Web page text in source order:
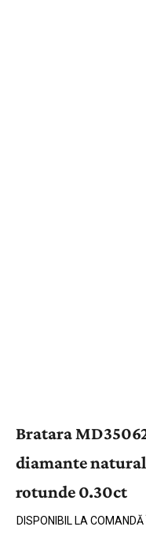
Bratara
diamante
rotunde 0.30ct
DISPONIBIL LA COMANDĂ